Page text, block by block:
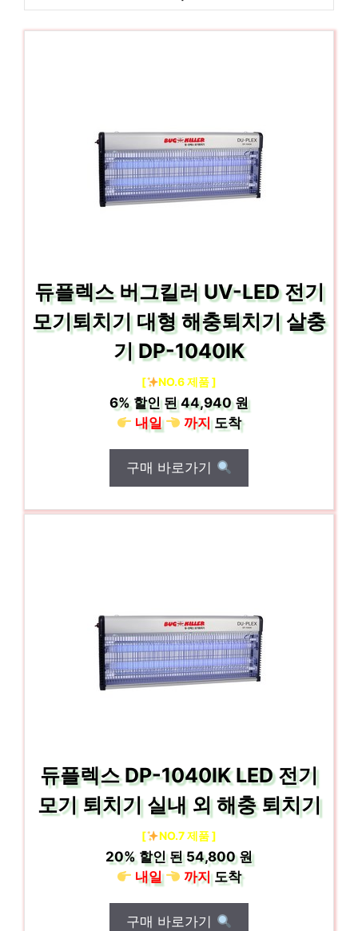
듀플렉스 버그킬러 UV-LED 전기
모기퇴치기 대형 해충퇴치기 살충
기 DP-1040IK
[ NO.6 제품 ]
6%할인 된44,940 원
내일
까지도착
구매 바로가기
듀플렉스 DP-1040IK LED 전기
모기 퇴치기 실내 외 해충 퇴치기
[ NO.7 제품 ]
20%할인 된54,800 원
내일
까지도착
구매 바로가기